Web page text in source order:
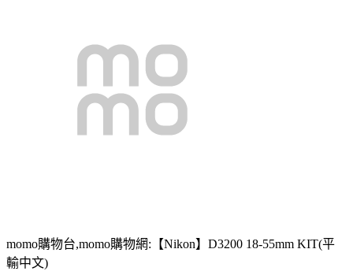
momo購物台,momo購物網:【Nikon】D3200 18-55mm KIT(平
輸中文)